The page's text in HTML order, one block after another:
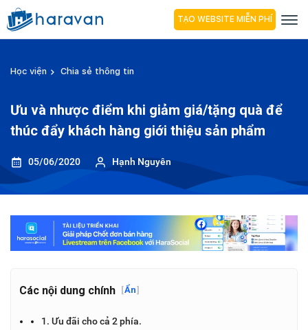
TẠO WEBSITE MIỄN PHÍ
Học viện Chia sẻ thông tin
Ưu và nhược điểm khi giảm giá/tặng quà để
thúc đẩy khách hàng giới thiệu sản phẩm
05/06/2020 Hạnh Nguyên
Các nội dung chính [Ẩn]
1. Ưu đãi cho cả 2 phía.